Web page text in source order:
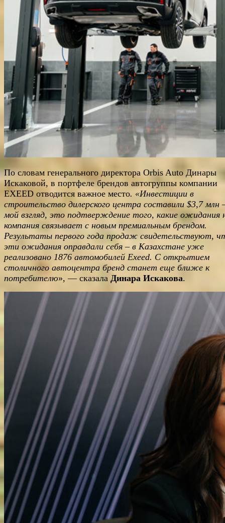
По словам генерального директора Orbis Auto Динары
Искаковой, в портфеле брендов автогруппы компании
EXEED отводится важное место. «Инвестиции в
строительство дилерского центра составили $3,7 млн
мой взгляд, это подтверждение того, какие ожидания
компания связывает с новым премиальным брендом.
Результаты первого года продаж свидетельствуют,
эти ожидания оправдали себя – в Казахстане уже
реализовано 1876 автомобилей Exeed. С открытием
столичного автоцентра бренд станет еще ближе к
потребителю», — сказала Динара Искакова.